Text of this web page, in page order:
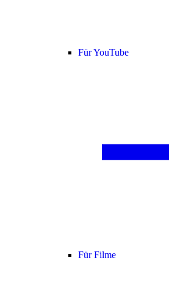
Für YouTube
Für Filme